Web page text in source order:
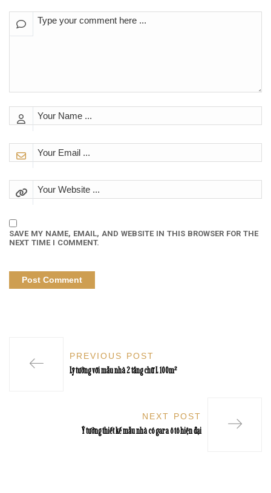
SAVE MY NAME, EMAIL, AND WEBSITE IN THIS BROWSER FOR THE
NEXT TIME I COMMENT.
PREVIOUS POST
Lý tưởng với mẫu nhà 2 tầng chữ L 100m²
NEXT POST
Ý tưởng thiết kế mẫu nhà có gara ô tô hiện đại